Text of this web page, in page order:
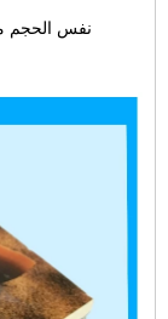
نفس الحجم